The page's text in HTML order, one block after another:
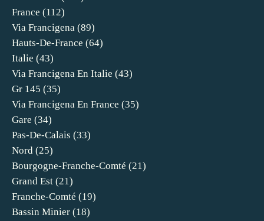
France (112)
Via Francigena (89)
Hauts-De-France (64)
Italie (43)
Via Francigena En Italie (43)
Gr 145 (35)
Via Francigena En France (35)
Gare (34)
Pas-De-Calais (33)
Nord (25)
Bourgogne-Franche-Comté (21)
Grand Est (21)
Franche-Comté (19)
Bassin Minier (18)